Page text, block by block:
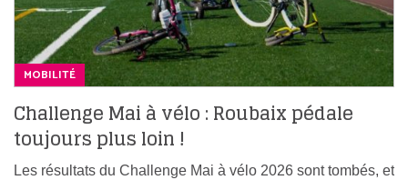
MOBILITÉ
Challenge Mai à vélo : Roubaix pédale
toujours plus loin !
Les résultats du Challenge Mai à vélo 2026 sont tombés, et